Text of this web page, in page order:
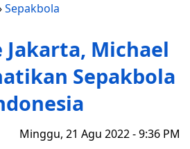
Sepakbola
Jakarta, Michael
Sepakbola
Minggu, 21 Agu 2022 - 9:36 PM